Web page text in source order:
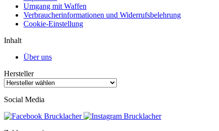
Umgang mit Waffen
Verbraucherinformationen und Widerrufsbelehrung
Cookie-Einstellung
Inhalt
Über uns
Hersteller
Social Media